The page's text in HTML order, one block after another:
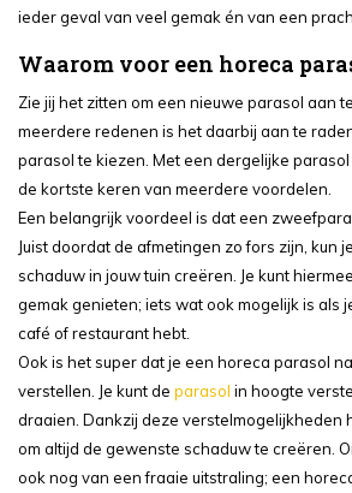
ieder geval van veel gemak én van een
Waarom voor een horeca
Zie jij het zitten om een nieuwe parasol aan
meerdere redenen is het daarbij aan te
parasol te kiezen. Met een dergelijke
de kortste keren van meerdere voordelen.
Een belangrijk voordeel is dat een
Juist doordat de afmetingen zo fors zijn, kun
schaduw in jouw tuin creëren. Je kunt
gemak genieten; iets wat ook mogelijk is als
café of restaurant hebt.
Ook is het super dat je een horeca parasol
verstellen. Je kunt de parasol in hoogte
draaien. Dankzij deze verstelmogelijkheden
om altijd de gewenste schaduw te creëren.
ook nog van een fraaie uitstraling; een